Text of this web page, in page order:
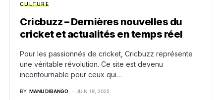
CULTURE
Cricbuzz – Dernières nouvelles du
cricket et actualités en temps réel
Pour les passionnés de cricket, Cricbuzz représente
une véritable révolution. Ce site est devenu
incontournable pour ceux qui…
BY MANU DIBANGO JUIN 19, 2025